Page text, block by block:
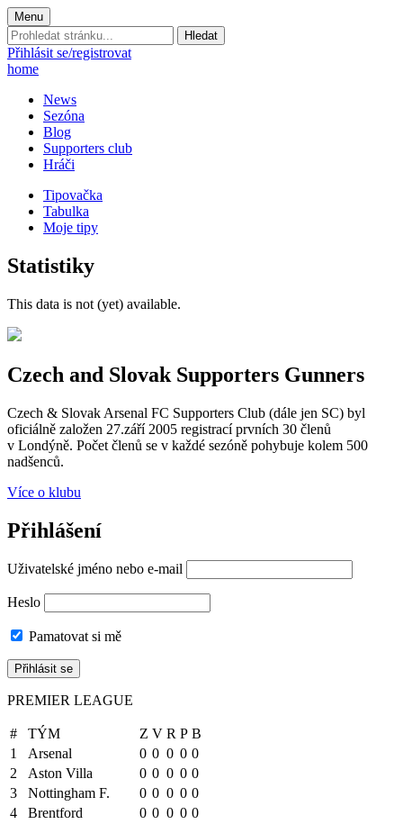
Menu
Prohledat
stránku:
Přihlásit se/registrovat
home
News
Sezóna
Blog
Supporters club
Hráči
Tipovačka
Tabulka
Moje tipy
Statistiky
This data is not (yet) available.
Czech and Slovak Supporters Gunners
Czech & Slovak Arsenal FC Supporters Club (dále jen SC) byl
oficiálně založen 27.září 2005 registrací prvních 30 členů
v Londýně. Počet členů se v každé sezóně pohybuje kolem 500
nadšenců.
Více o klubu
Přihlášení
Uživatelské jméno nebo e-mail
Heslo
Pamatovat si mě
PREMIER LEAGUE
# TÝM Z V R P B
1
Arsenal 0 0 0 0 0
2
Aston Villa 0 0 0 0 0
3
Nottingham F. 0 0 0 0 0
4
Brentford 0 0 0 0 0